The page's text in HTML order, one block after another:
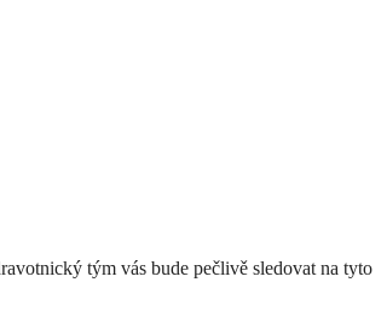
tým vás bude pečlivě sledovat na tyto